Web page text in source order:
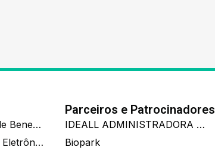
Ide.all Administradora de Benefícios
Certificata – Assinatura Eletrônica De Documentos
Parceiros e Patrocinadores
IDEALL ADMINISTRADORA DE BENEFÍCIOS
Biopark